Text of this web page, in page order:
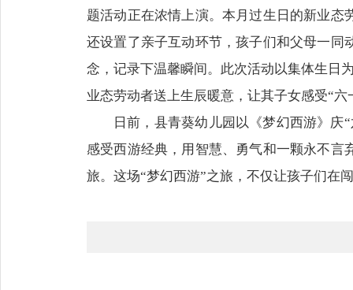
题活动正在浓情上演。本月过生日的新业
还设置了亲子互动环节，孩子们和父母一同
念，记录下温馨瞬间。此次活动以集体生日
业态劳动者送上生辰暖意，让其子女感受“
日前，县青葵幼儿园以《梦幻西游》
感受西游经典，用智慧、勇气和一颗永不
旅。这场“梦幻西游”之旅，不仅让孩子们在